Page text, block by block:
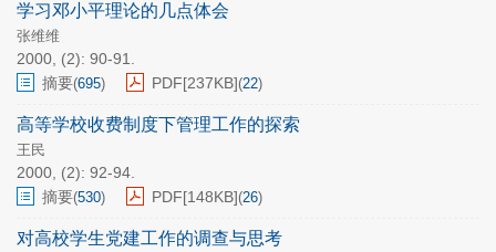
学习邓小平理论的几点体会
张维维
2000, (2): 90-91.
摘要(695) PDF[237KB](22)
高等学校收费制度下管理工作的探索
王民
2000, (2): 92-94.
摘要(530) PDF[148KB](26)
对高校学生党建工作的调查与思考